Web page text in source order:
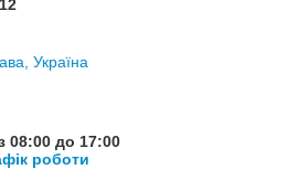
Україна
08:00 до 17:00
роботи